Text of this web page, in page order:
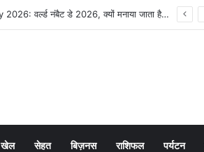
World Numbat Day 2026: वर्ल्ड नंबैट डे 2026, क्यों मनाया जाता है यह खास दिवस, जानें पूरी जानकारी
खेल सेहत बिज़नस राशिफल पर्यटन